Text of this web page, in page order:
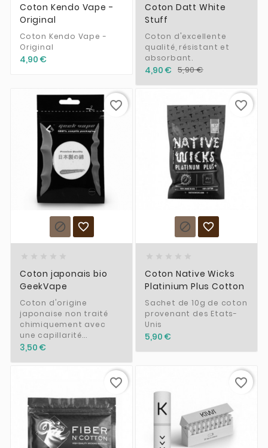
Coton Kendo Vape -
Original
Coton Kendo Vape -
Original
4,90 €
Coton Datt White
Stuff
Coton d'excellente
qualité, résistant et
absorbant.
4,90 € 5,90 €
 
Coton japonais bio
GeekVape
Coton d'origine
japonaise non traité
chimiquement avec
une capillarité...
3,50 €
favorite_border
 
Coton Native Wicks
Platinium Plus Cotton
Sachet de 10g de coton
provenant des Etats-
Unis
5,90 €
favorite_border
favorite_border favorite_border